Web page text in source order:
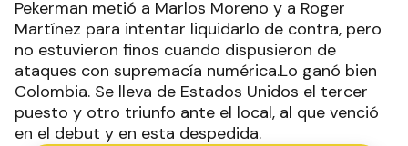
Pekerman metió a Marlos Moreno y a Roger
Martínez para intentar liquidarlo de contra, pero
no estuvieron finos cuando dispusieron de
ataques con supremacía numérica.Lo ganó bien
Colombia. Se lleva de Estados Unidos el tercer
puesto y otro triunfo ante el local, al que venció
en el debut y en esta despedida.